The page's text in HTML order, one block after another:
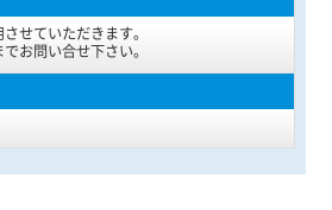
せていただきます。
お問い合せ下さい。